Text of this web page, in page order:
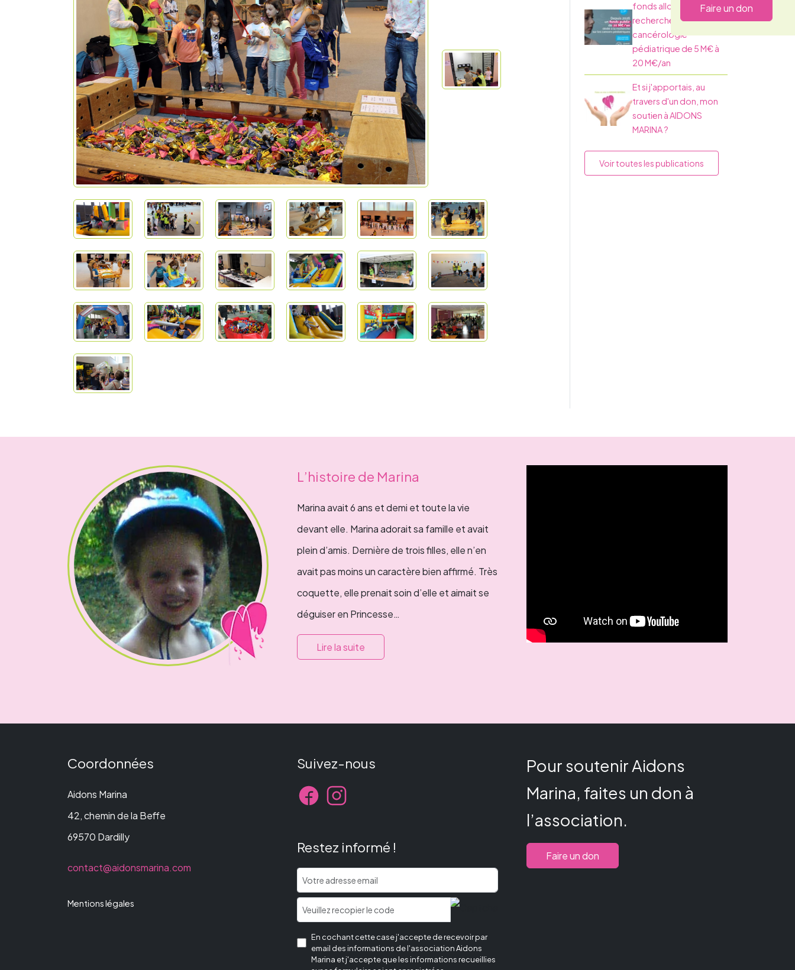
Faire un don
fonds alloués à la
recherche en
cancérologie
pédiatrique de 5 M€ à
20 M€/an
Et si j'apportais, au
travers d'un don, mon
soutien à AIDONS
MARINA ?
Voir toutes les publications
L’histoire de Marina
Marina avait 6 ans et demi et toute la vie
devant elle. Marina adorait sa famille et avait
plein d’amis. Dernière de trois filles, elle n’en
avait pas moins un caractère bien affirmé. Très
coquette, elle prenait soin d’elle et aimait se
déguiser en Princesse…
Lire la suite
Coordonnées
Aidons Marina
42, chemin de la Beffe
69570 Dardilly
contact@aidonsmarina.com
Mentions légales
Suivez-nous
Restez informé !
En cochant cette case j'accepte de recevoir par
email des informations de l'association Aidons
Marina et j'accepte que les informations recueillies
Pour soutenir Aidons
Marina, faites un don à
l’association.
Faire un don